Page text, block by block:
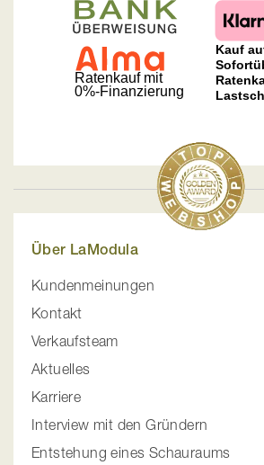
Über LaModula
Kundenmeinungen
Kontakt
Verkaufsteam
Aktuelles
Karriere
Interview mit den Gründern
Entstehung eines Schauraums